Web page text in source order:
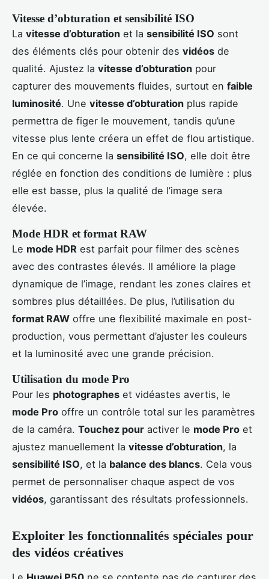
Vitesse d’obturation et sensibilité ISO
La vitesse d’obturation et la sensibilité ISO sont
des éléments clés pour obtenir des vidéos de
qualité. Ajustez la vitesse d’obturation pour
capturer des mouvements fluides, surtout en faible
luminosité. Une vitesse d’obturation plus rapide
permettra de figer le mouvement, tandis qu’une
vitesse plus lente créera un effet de flou artistique.
En ce qui concerne la sensibilité ISO, elle doit être
réglée en fonction des conditions de lumière : plus
elle est basse, plus la qualité de l’image sera
élevée.
Mode HDR et format RAW
Le mode HDR est parfait pour filmer des scènes
avec des contrastes élevés. Il améliore la plage
dynamique de l’image, rendant les zones claires et
sombres plus détaillées. De plus, l’utilisation du
format RAW offre une flexibilité maximale en post-
production, vous permettant d’ajuster les couleurs
et la luminosité avec une grande précision.
Utilisation du mode Pro
Pour les photographes et vidéastes avertis, le
mode Pro offre un contrôle total sur les paramètres
de la caméra. Touchez pour activer le mode Pro et
ajustez manuellement la vitesse d’obturation, la
sensibilité ISO, et la balance des blancs. Cela vous
permet de personnaliser chaque aspect de vos
vidéos, garantissant des résultats professionnels.
Exploiter les fonctionnalités spéciales pour
des vidéos créatives